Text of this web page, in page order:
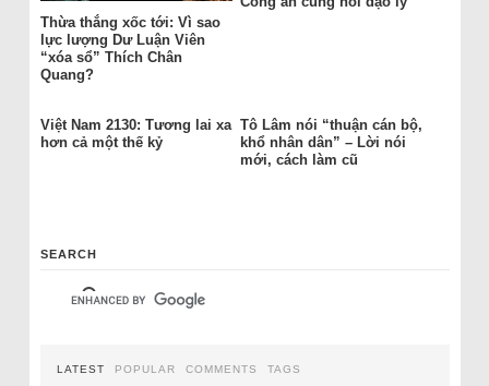
Thừa thắng xốc tới: Vì sao
lực lượng Dư Luận Viên
“xóa sổ” Thích Chân
Quang?
Việt Nam 2130: Tương lai xa
hơn cả một thế kỷ
Tô Lâm nói “thuận cán bộ,
khổ nhân dân” – Lời nói
mới, cách làm cũ
SEARCH
LATEST POPULAR COMMENTS TAGS